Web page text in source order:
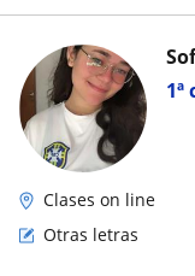
1ª
Clases on line
Otras letras